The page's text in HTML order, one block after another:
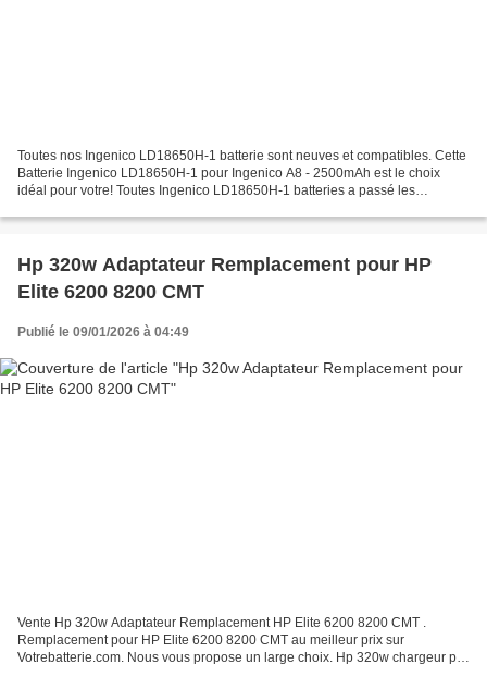
Toutes nos Ingenico LD18650H-1 batterie sont neuves et compatibles. Cette
Batterie Ingenico LD18650H-1 pour Ingenico A8 - 2500mAh est le choix
idéal pour votre! Toutes Ingenico LD18650H-1 batteries a passé les
Hp 320w Adaptateur Remplacement pour HP
Elite 6200 8200 CMT
Publié le 09/01/2026 à 04:49
Vente Hp 320w Adaptateur Remplacement HP Elite 6200 8200 CMT .
Remplacement pour HP Elite 6200 8200 CMT au meilleur prix sur
Votrebatterie.com. Nous vous propose un large choix. Hp 320w chargeur pc